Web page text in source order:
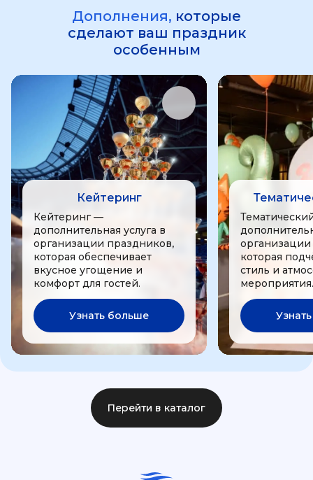
Дополнения, которые
сделают ваш праздник
особенным
Кейтеринг
Кейтеринг —
дополнительная услуга в
организации праздников,
которая обеспечивает
вкусное угощение и
комфорт для гостей.
Узнать больше
которая
стиль и
мероприятия.
Перейти в каталог